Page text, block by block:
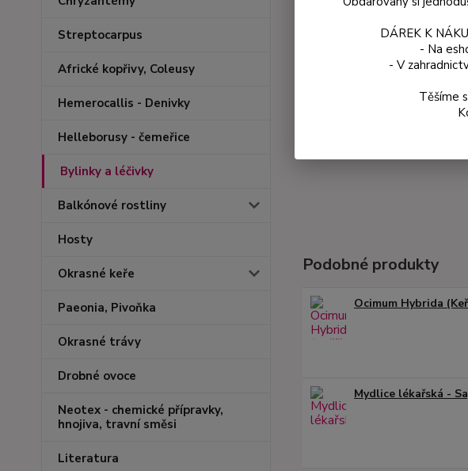
Streptocarpus
Africké kopřivy, Coleusy
Hemerocallis - Denivky
Helleborusy - čemeřice
Bylinky a léčivky
Balkónové rostliny
Hosty
Okrasné keře
Paeonia, Pivoňka
Okrasné trávy
Drobné ovoce
Neotex - chemické přípravky,
hnojiva, travní směsi
Literatura
Podobné produkty
Ocimum Hybrida
Mydlice lékařská -
DÁREK K
- Na
- V
Těšíme